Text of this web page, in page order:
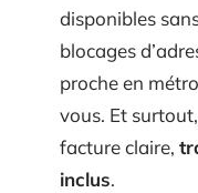
disponibles
blocages
proche en
vous. Et
facture claire,
inclus.